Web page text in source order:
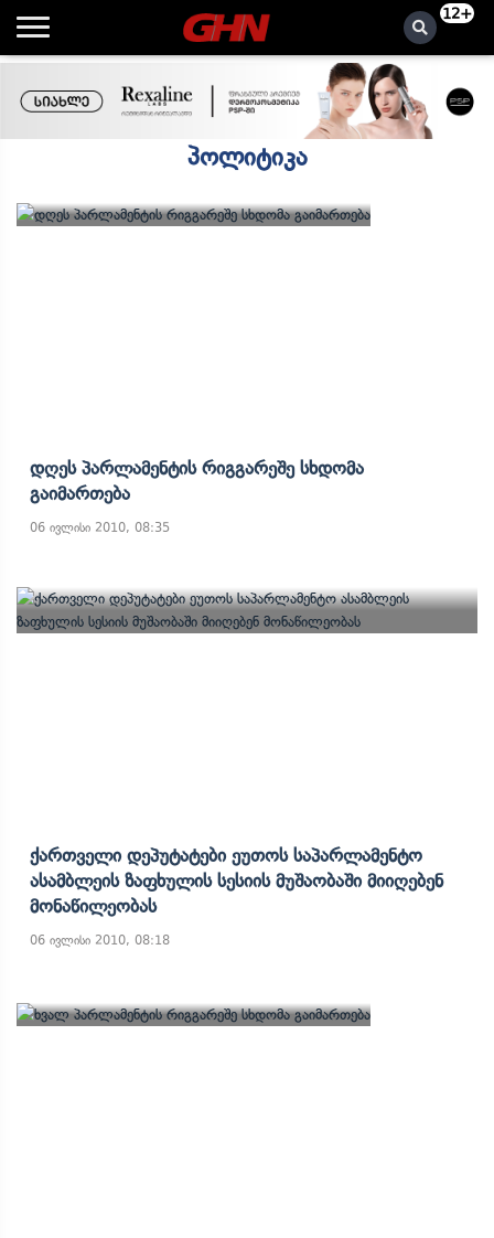
12+
პოლიტიკა
Დღეს Პარლამენტის Რიგგარეშე Სხდომა
Გაიმართება
06 ივლისი 2010, 08:35
Ქართველი Დეპუტატები Ეუთოს Საპარლამენტო
Ასამბლეის Ზაფხულის Სესიის Მუშაობაში Მიიღებენ
Მონაწილეობას
06 ივლისი 2010, 08:18